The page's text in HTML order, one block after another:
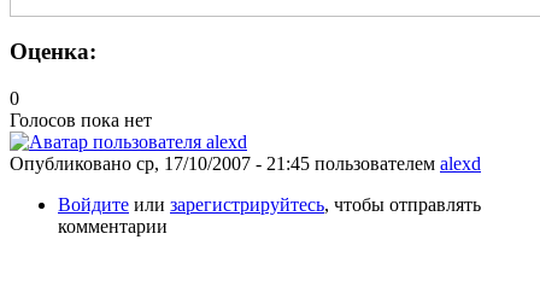
Оценка:
0
Голосов пока нет
Опубликовано ср, 17/10/2007 - 21:45 пользователем alexd
Войдите или зарегистрируйтесь, чтобы отправлять
комментарии